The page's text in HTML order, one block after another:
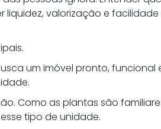
valorização e facilidade
um imóvel pronto, funcional
Como as plantas são
tipo de unidade.